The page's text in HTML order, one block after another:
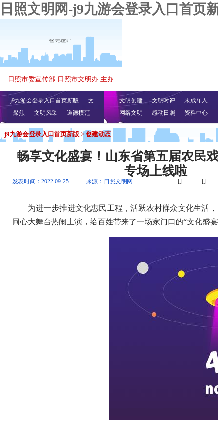
日照文明网-j9九游会登录入口首页
日照市委宣传部 日照市文明办 主办
j9九游会登录入口首页新版
文
明播报
公益视频
聚焦 文明风采 道德模范
文明创建 文明时评
未成年人
网络文明
感动日照 资料中心
j9九游会登录入口首页新版 > 创建动态
畅享文化盛宴！山东省第五届农民
专场上线啦
发表时间：2022-09-25 来源：日照文明网 [] []
为进一步推进文化惠民工程，活跃农村群众文化生活，
同心大舞台热闹上演，给百姓带来了一场家门口的“文化盛